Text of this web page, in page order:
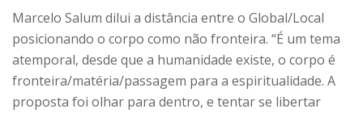
Marcelo Salum dilui a distância entre o Global/Local
posicionando o corpo como não fronteira. “É um tema
atemporal, desde que a humanidade existe, o corpo é
fronteira/matéria/passagem para a espiritualidade. A
proposta foi olhar para dentro, e tentar se libertar